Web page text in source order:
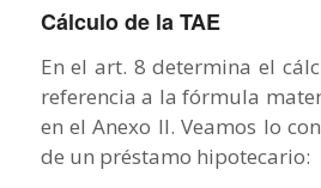
Cálculo de la TAE
En el art. 8 determina el
referencia a la fórmula
en el Anexo II. Veamos lo
de un préstamo hipotecario: